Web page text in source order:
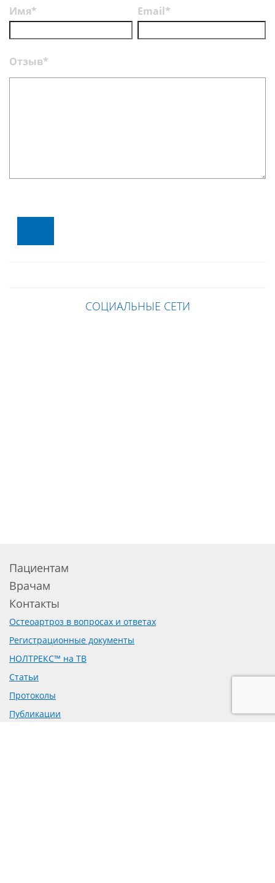
Имя* Email*
Отзыв*
СОЦИАЛЬНЫЕ СЕТИ
Пациентам
Врачам
Контакты
Остеоартроз в вопросах и ответах
Регистрационные документы
НОЛТРЕКС™ на ТВ
Статьи
Протоколы
Публикации